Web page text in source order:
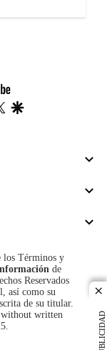
PUBLICIDAD
youtube-
footer
twitter
los Términos y
de
Reservados
así como su
de su titular.
written